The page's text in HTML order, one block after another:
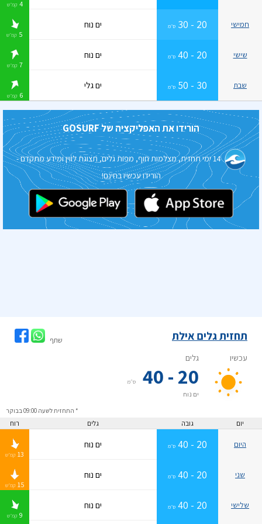
קרסול
4 קמ״ש
חמישי 20 - 30 ס״מ ים נוח
5 קמ״ש
שישי 20 - 40 ס״מ ים נוח
7 קמ״ש
שבת 30 - 50 ס״מ ים גלי
6 קמ״ש
הורידו את האפליקציה שלGOSURF
14 ימי תחזית, מצלמות חוף, מפות גלים, תצוגת לווין ומידע מתקדם -
הורידו עכשיו בחינם!
תחזית גלים אילת שתף
* התחזית לשעה 09:00 בבוקר
יום גובה גלים רוח
היום 20 - 40 ס״מ ים נוח
13 קמ״ש
שני 20 - 40 ס״מ ים נוח
15 קמ״ש
שלישי 20 - 40 ס״מ ים נוח
9 קמ״ש